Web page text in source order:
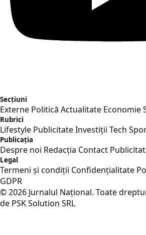
Secțiuni
Externe Politică Actualitate Economie
Rubrici
Lifestyle PublicitateInvestiții Tech
Publicația
Despre noi Redacția Contact
Legal
Termeni și condiții Confidențialitate
GDPR
© 2026 Jurnalul Național. Toate
de PSK Solution SRL